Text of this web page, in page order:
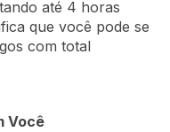
até 4 horas
que você pode se
com total
Você